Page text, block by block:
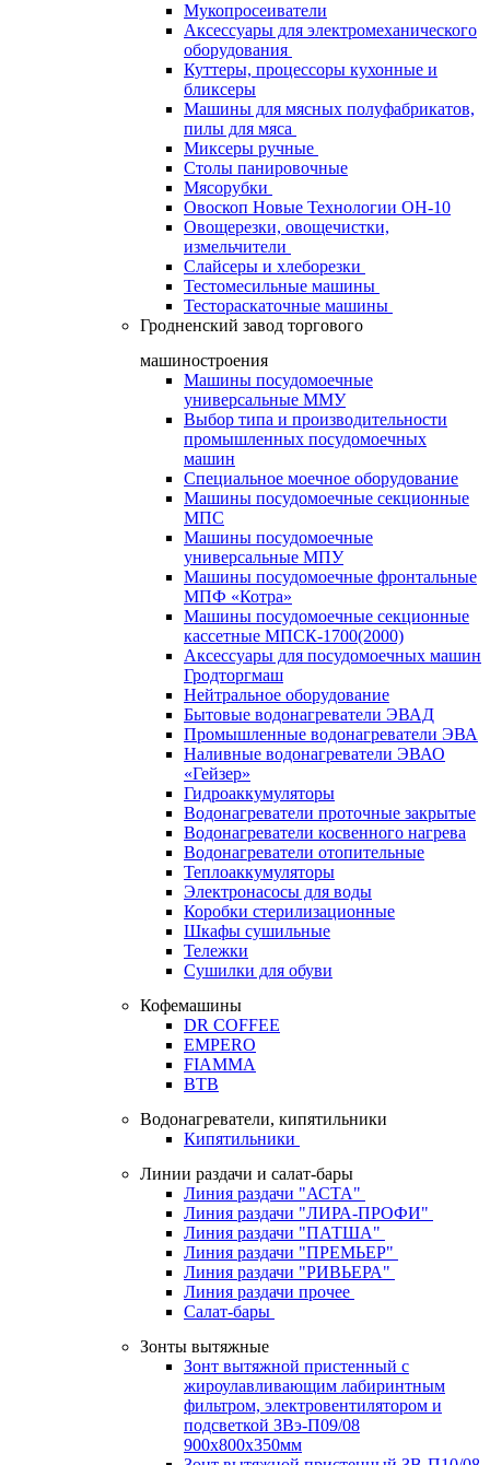
Мукопросеиватели
Аксессуары для электромеханического
оборудования
Куттеры, процессоры кухонные и
бликсеры
Машины для мясных полуфабрикатов,
пилы для мяса
Миксеры ручные
Столы панировочные
Мясорубки
Овоскоп Новые Технологии ОН-10
Овощерезки, овощечистки,
измельчители
Слайсеры и хлеборезки
Тестомесильные машины
Тестораскаточные машины
Гродненский завод торгового
машиностроения
Машины посудомоечные
универсальные ММУ
Выбор типа и производительности
промышленных посудомоечных
машин
Специальное моечное оборудование
Машины посудомоечные секционные
МПС
Машины посудомоечные
универсальные МПУ
Машины посудомоечные фронтальные
МПФ «Котра»
Машины посудомоечные секционные
кассетные МПСК-1700(2000)
Аксессуары для посудомоечных машин
Гродторгмаш
Нейтральное оборудование
Бытовые водонагреватели ЭВАД
Промышленные водонагреватели ЭВА
Наливные водонагреватели ЭВАО
«Гейзер»
Гидроаккумуляторы
Водонагреватели проточные закрытые
Водонагреватели косвенного нагрева
Водонагреватели отопительные
Теплоаккумуляторы
Электронасосы для воды
Коробки стерилизационные
Шкафы сушильные
Тележки
Сушилки для обуви
Кофемашины
DR COFFEE
EMPERO
FIAMMA
BTB
Водонагреватели, кипятильники
Кипятильники
Линии раздачи и салат-бары
Линия раздачи "АСТА"
Линия раздачи "ЛИРА-ПРОФИ"
Линия раздачи "ПАТША"
Линия раздачи "ПРЕМЬЕР"
Линия раздачи "РИВЬЕРА"
Линия раздачи прочее
Салат-бары
Зонты вытяжные
Зонт вытяжной пристенный с
жироулавливающим лабиринтным
фильтром, электровентилятором и
подсветкой ЗВэ-П09/08
900х800х350мм